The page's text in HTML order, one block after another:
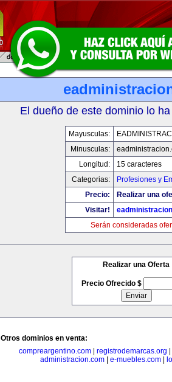
El dueño de este dominio lo
Mayusculas:
Minusculas:
Longitud:
15 caracteres
Categorias:
Profesiones y
Precio:
Realizar una
Visitar!
Serán consideradas
Realizar una Oferta
Precio Ofrecido $
Otros dominios en venta:
compreargentino.com
registrodemarcas.org
administracion.com
e-muebles.com